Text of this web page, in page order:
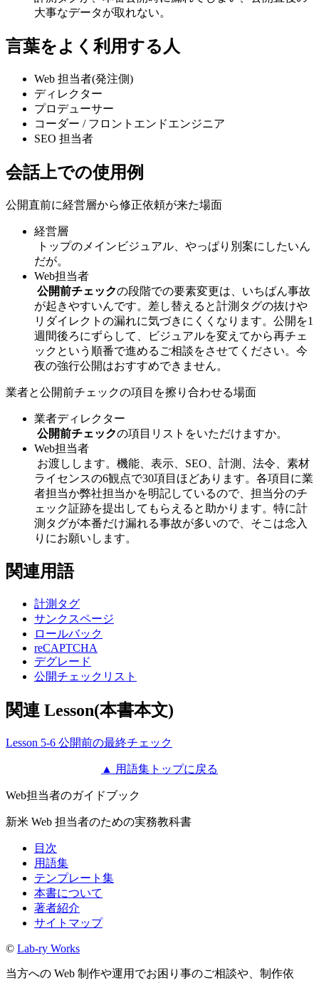
大事なデータが取れない。
言葉をよく利用する人
Web 担当者(発注側)
ディレクター
プロデューサー
コーダー / フロントエンドエンジニア
SEO 担当者
会話上での使用例
公開直前に経営層から修正依頼が来た場面
経営層
トップのメインビジュアル、やっぱり別案にしたいん
だが。
Web担当者
公開前チェックの段階での要素変更は、いちばん事故
が起きやすいんです。差し替えると計測タグの抜けや
リダイレクトの漏れに気づきにくくなります。公開を1
週間後ろにずらして、ビジュアルを変えてから再チェ
ックという順番で進めるご相談をさせてください。今
夜の強行公開はおすすめできません。
業者と公開前チェックの項目を擦り合わせる場面
業者ディレクター
公開前チェックの項目リストをいただけますか。
Web担当者
お渡しします。機能、表示、SEO、計測、法令、素材
ライセンスの6観点で30項目ほどあります。各項目に業
者担当か弊社担当かを明記しているので、担当分のチ
ェック証跡を提出してもらえると助かります。特に計
測タグが本番だけ漏れる事故が多いので、そこは念入
りにお願いします。
関連用語
計測タグ
サンクスページ
ロールバック
reCAPTCHA
デグレード
公開チェックリスト
関連 Lesson(本書本文)
Lesson 5-6 公開前の最終チェック
▲ 用語集トップに戻る
Web担当者のガイドブック
新米 Web 担当者のための実務教科書
目次
用語集
テンプレート集
本書について
著者紹介
サイトマップ
© Lab-ry Works
当方への Web 制作や運用でお困り事のご相談や、制作依